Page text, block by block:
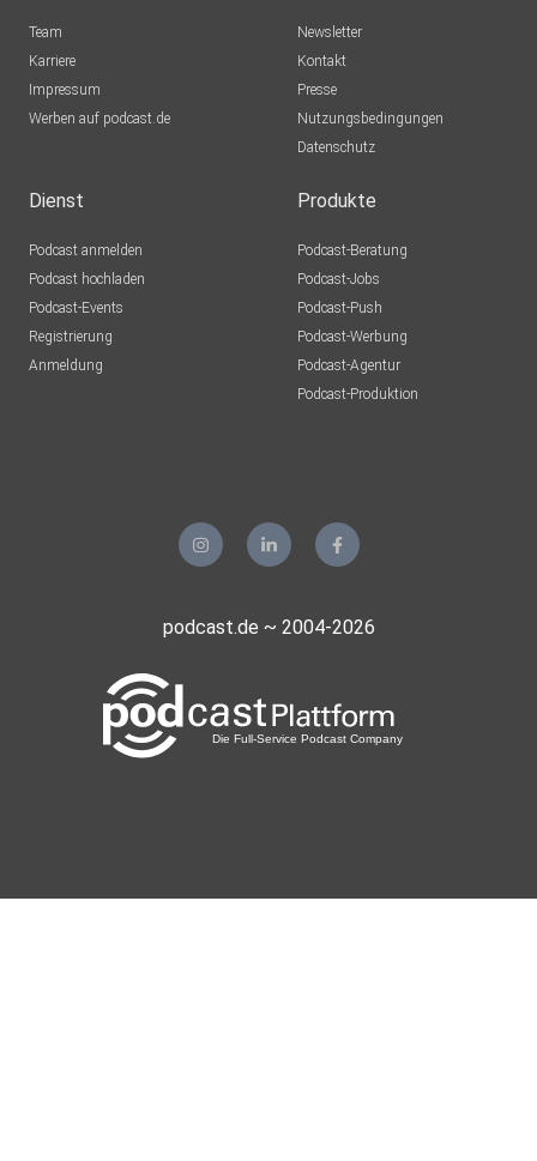
Team
Karriere
Impressum
Werben auf podcast.de
Newsletter
Kontakt
Presse
Nutzungsbedingungen
Datenschutz
Dienst
Podcast anmelden
Podcast hochladen
Podcast-Events
Registrierung
Anmeldung
Produkte
Podcast-Beratung
Podcast-Jobs
Podcast-Push
Podcast-Werbung
Podcast-Agentur
Podcast-Produktion
podcast.de ~ 2004-2026